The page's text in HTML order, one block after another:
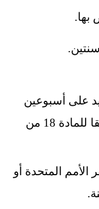
بها.
على أسبوعين
سنويا للنظر في التقارير المقدمة وفقا للمادة 18 من
الأمم المتحدة أو